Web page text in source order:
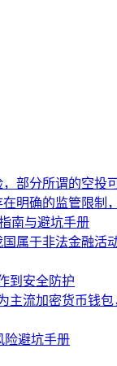
部分所谓的空
明确的监管限
南与避坑手册
属于非法金融
到安全防护
主流加密货币钱
险避坑手册